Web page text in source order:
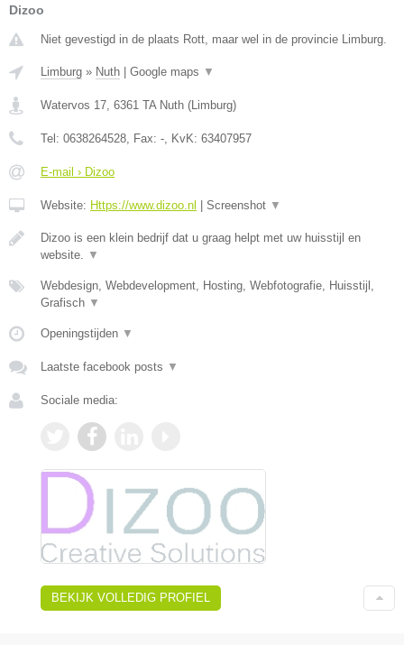
Dizoo
Niet gevestigd in de plaats Rott, maar wel in de provincie Limburg.
Limburg » Nuth Google maps ▼
Watervos 17, 6361 TA Nuth (Limburg)
Tel: 0638264528, Fax: -, KvK: 63407957
E-mail › Dizoo
Website: Https://www.dizoo.nl Screenshot ▼
Dizoo is een klein bedrijf dat u graag helpt met uw huisstijl en
website. ▼
Webdesign, Webdevelopment, Hosting, Webfotografie, Huisstijl,
Grafisch ▼
Openingstijden ▼
Laatste facebook posts ▼
Sociale media:
BEKIJK VOLLEDIG PROFIEL